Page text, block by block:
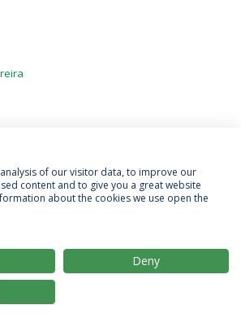
Termos & Condições
Católica Portuguesa
of our visitor data, to improve our
content and to give you a great website
about the cookies we use open the
Deny